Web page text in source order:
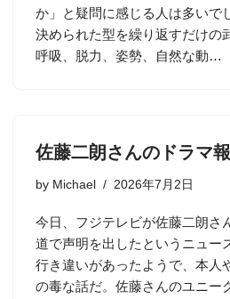
か」と疑問に感じる人は多いで
決められた型を繰り返すだけの
呼吸、脱力、姿勢、自然な動…
佐藤二朗さんのドラマ
by Michael 2026年7月2日
今日、フジテレビが佐藤二朗さ
道で声明を出したというニュー
行き違いがあったようで、本人
の毒な話だ。佐藤さんのユニー